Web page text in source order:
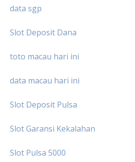
data sgp
Slot Deposit Dana
toto macau hari ini
data macau hari ini
Slot Deposit Pulsa
Slot Garansi Kekalahan
Slot Pulsa 5000